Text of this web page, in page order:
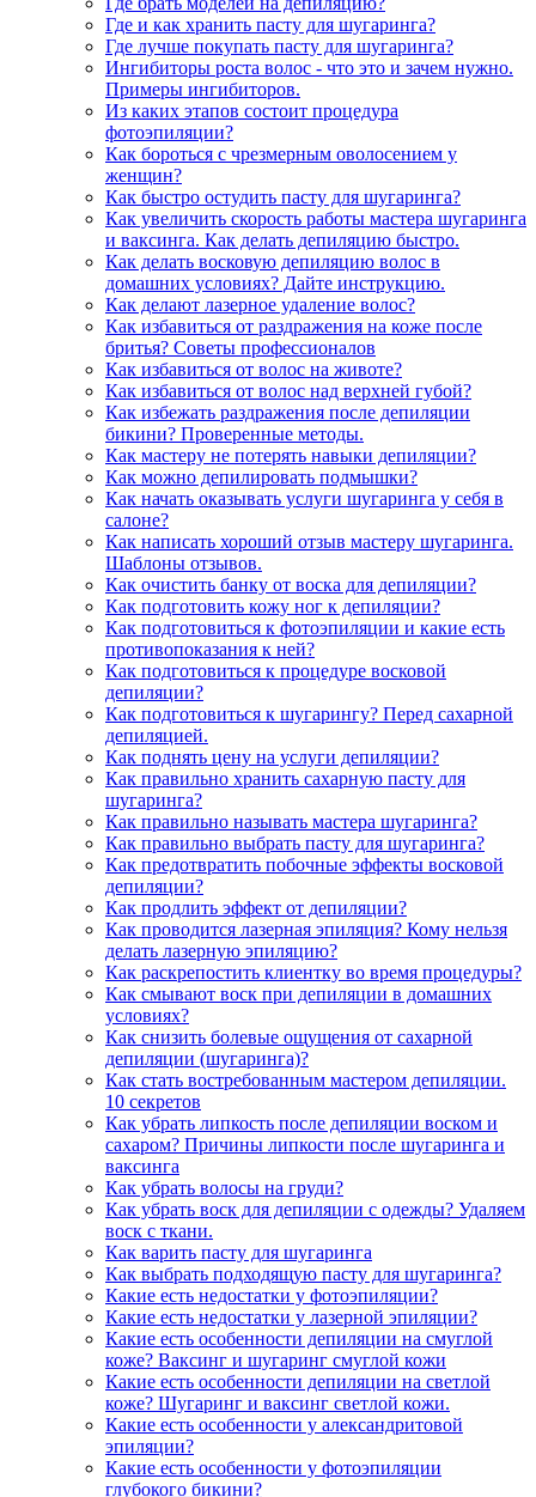
Где и как хранить пасту для шугаринга?
Где лучше покупать пасту для шугаринга?
Ингибиторы роста волос - что это и зачем нужно.
Примеры ингибиторов.
Из каких этапов состоит процедура
фотоэпиляции?
Как бороться с чрезмерным оволосением у
женщин?
Как быстро остудить пасту для шугаринга?
Как увеличить скорость работы мастера шугаринга
и ваксинга. Как делать депиляцию быстро.
Как делать восковую депиляцию волос в
домашних условиях? Дайте инструкцию.
Как делают лазерное удаление волос?
Как избавиться от раздражения на коже после
бритья? Советы профессионалов
Как избавиться от волос на животе?
Как избавиться от волос над верхней губой?
Как избежать раздражения после депиляции
бикини? Проверенные методы.
Как мастеру не потерять навыки депиляции?
Как можно депилировать подмышки?
Как начать оказывать услуги шугаринга у себя в
салоне?
Как написать хороший отзыв мастеру шугаринга.
Шаблоны отзывов.
Как очистить банку от воска для депиляции?
Как подготовить кожу ног к депиляции?
Как подготовиться к фотоэпиляции и какие есть
противопоказания к ней?
Как подготовиться к процедуре восковой
депиляции?
Как подготовиться к шугарингу? Перед сахарной
депиляцией.
Как поднять цену на услуги депиляции?
Как правильно хранить сахарную пасту для
шугаринга?
Как правильно называть мастера шугаринга?
Как правильно выбрать пасту для шугаринга?
Как предотвратить побочные эффекты восковой
депиляции?
Как продлить эффект от депиляции?
Как проводится лазерная эпиляция? Кому нельзя
делать лазерную эпиляцию?
Как раскрепостить клиентку во время процедуры?
Как смывают воск при депиляции в домашних
условиях?
Как снизить болевые ощущения от сахарной
депиляции (шугаринга)?
Как стать востребованным мастером депиляции.
10 секретов
Как убрать липкость после депиляции воском и
сахаром? Причины липкости после шугаринга и
ваксинга
Как убрать волосы на груди?
Как убрать воск для депиляции с одежды? Удаляем
воск с ткани.
Как варить пасту для шугаринга
Как выбрать подходящую пасту для шугаринга?
Какие есть недостатки у фотоэпиляции?
Какие есть недостатки у лазерной эпиляции?
Какие есть особенности депиляции на смуглой
коже? Ваксинг и шугаринг смуглой кожи
Какие есть особенности депиляции на светлой
коже? Шугаринг и ваксинг светлой кожи.
Какие есть особенности у александритовой
эпиляции?
Какие есть особенности у фотоэпиляции
глубокого бикини?